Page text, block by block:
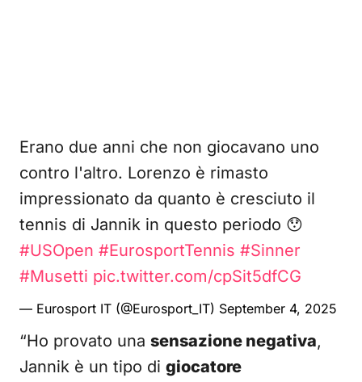
Erano due anni che non giocavano uno
contro l'altro. Lorenzo è rimasto
impressionato da quanto è cresciuto il
tennis di Jannik in questo periodo 😯
#USOpen #EurosportTennis #Sinner
#Musetti pic.twitter.com/cpSit5dfCG
— Eurosport IT (@Eurosport_IT) September 4, 2025
“Ho provato una sensazione negativa,
Jannik è un tipo di giocatore